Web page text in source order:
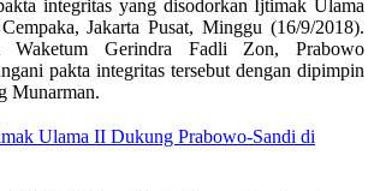
integritas yang disodorkan Ijtimak Ulama
Jakarta Pusat, Minggu (16/9/2018).
Waketum Gerindra Fadli Zon, Prabowo
pakta integritas tersebut dengan dipimpin
Munarman.
Ulama II Dukung Prabowo-Sandi di